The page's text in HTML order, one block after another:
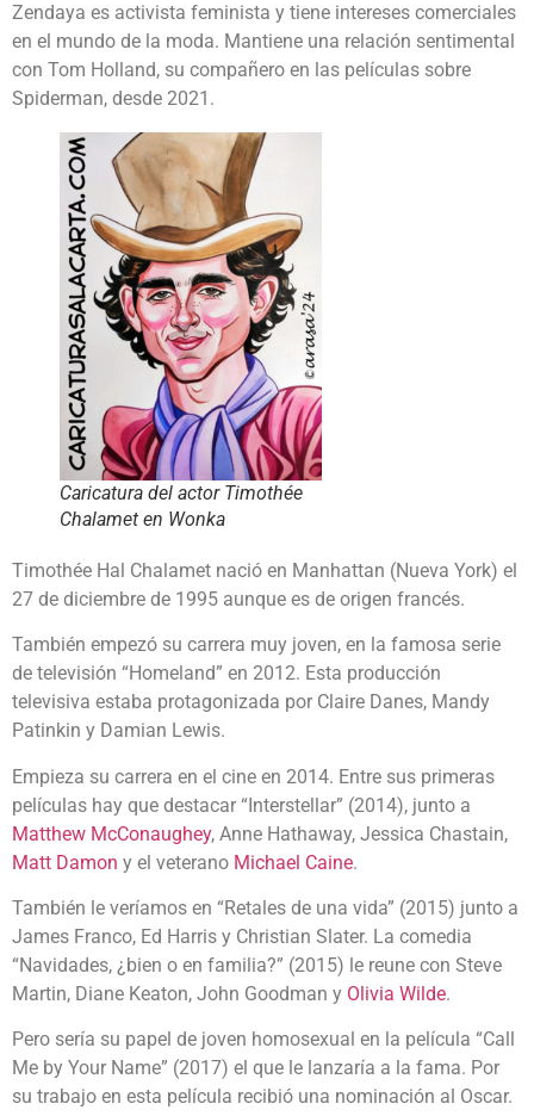
Zendaya es activista feminista y tiene intereses comerciales
en el mundo de la moda. Mantiene una relación sentimental
con Tom Holland, su compañero en las películas sobre
Spiderman, desde 2021.
Caricatura del actor Timothée
Chalamet en Wonka
Timothée Hal Chalamet nació en Manhattan (Nueva York) el
27 de diciembre de 1995 aunque es de origen francés.
También empezó su carrera muy joven, en la famosa serie
de televisión “Homeland” en 2012. Esta producción
televisiva estaba protagonizada por Claire Danes, Mandy
Patinkin y Damian Lewis.
Empieza su carrera en el cine en 2014. Entre sus primeras
películas hay que destacar “Interstellar” (2014), junto a
Matthew McConaughey, Anne Hathaway, Jessica Chastain,
Matt Damon y el veterano Michael Caine.
También le veríamos en “Retales de una vida” (2015) junto a
James Franco, Ed Harris y Christian Slater. La comedia
“Navidades, ¿bien o en familia?” (2015) le reune con Steve
Martin, Diane Keaton, John Goodman y Olivia Wilde.
Pero sería su papel de joven homosexual en la película “Call
Me by Your Name” (2017) el que le lanzaría a la fama. Por
su trabajo en esta película recibió una nominación al Oscar.